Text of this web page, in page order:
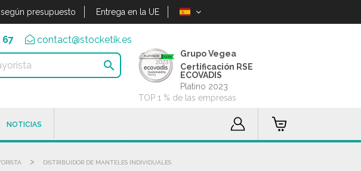
presupuesto Entrega en la UE
67 contact@stocketik.es

Grupo Vegea
Certificación RSE
ECOVADIS
Platino 2023
TOP 1 % de las empresas
NOTICIAS
> DISTRIBUIDOR DE MANTELES INDIVIDUALES